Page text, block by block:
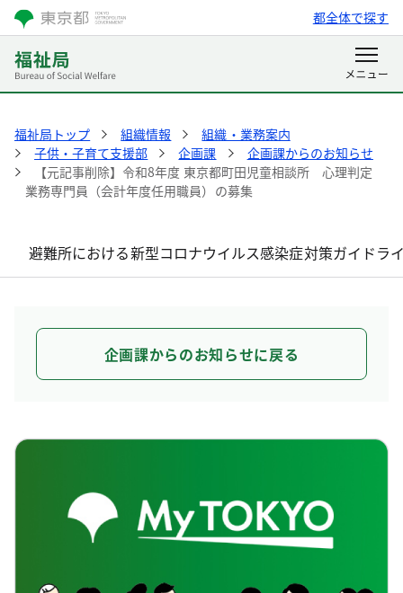
都全体で探す
福祉局トップ 組織情報
組織・業務案内
子供・子育て支援部
企画課
企画課からのお知らせ
【元記事削除】令和8年度 東京都町田児童相談所 心理判定
業務専門員（会計年度任用職員）の募集
避難所における新型コロナウイルス感染症対策ガイドラ
企画課からのお知らせに戻る